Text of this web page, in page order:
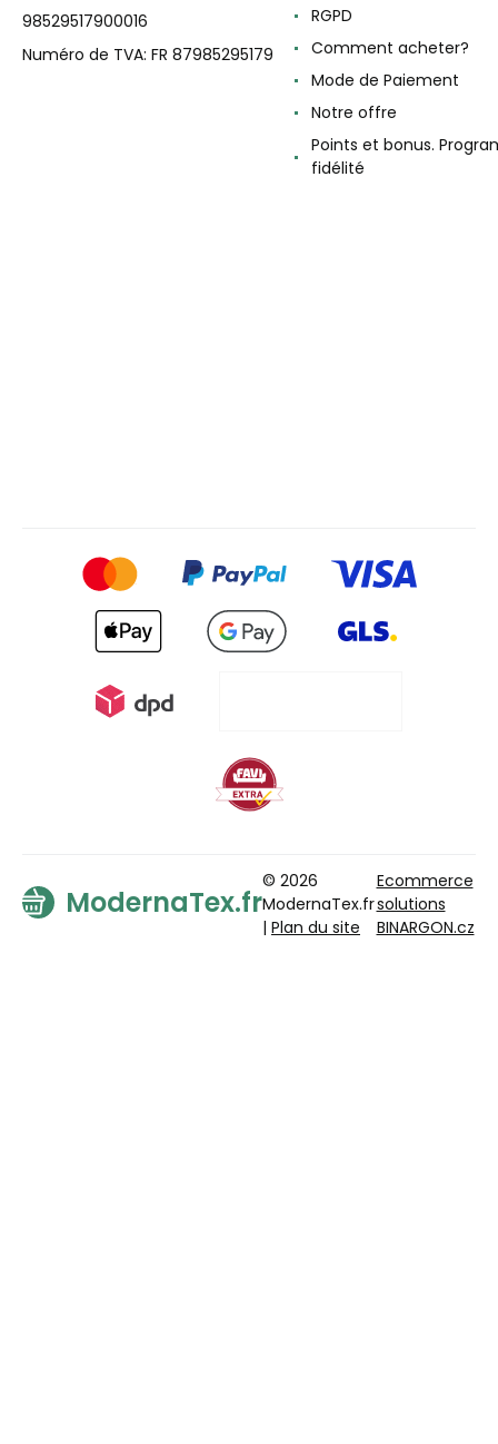
98529517900016
Numéro de TVA: FR 87985295179
RGPD
Comment acheter?
Mode de Paiement
Notre offre
Points et bonus.
fidélité
ModernaTex.fr
© 2026
ModernaTex.fr
| Plan du site
Ecommerce
solutions
BINARGON.cz